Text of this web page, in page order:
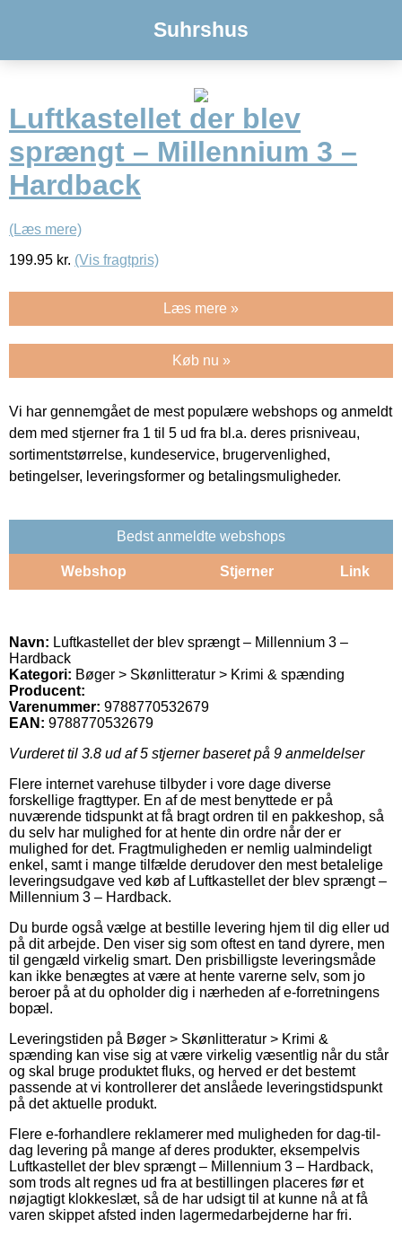
Suhrshus
Luftkastellet der blev
sprængt – Millennium 3 –
Hardback
(Læs mere)
199.95 kr. (Vis fragtpris)
Læs mere »
Køb nu »
Vi har gennemgået de mest populære webshops og anmeldt
dem med stjerner fra 1 til 5 ud fra bl.a. deres prisniveau,
sortimentstørrelse, kundeservice, brugervenlighed,
betingelser, leveringsformer og betalingsmuligheder.
Bedst anmeldte webshops
Webshop Stjerner Link
Navn: Luftkastellet der blev sprængt – Millennium 3 –
Hardback
Kategori: Bøger > Skønlitteratur > Krimi & spænding
Producent:
Varenummer: 9788770532679
EAN: 9788770532679
Vurderet til 3.8 ud af 5 stjerner baseret på 9 anmeldelser
Flere internet varehuse tilbyder i vore dage diverse
forskellige fragttyper. En af de mest benyttede er på
nuværende tidspunkt at få bragt ordren til en pakkeshop, så
du selv har mulighed for at hente din ordre når der er
mulighed for det. Fragtmuligheden er nemlig ualmindeligt
enkel, samt i mange tilfælde derudover den mest betalelige
leveringsudgave ved køb af Luftkastellet der blev sprængt –
Millennium 3 – Hardback.
Du burde også vælge at bestille levering hjem til dig eller ud
på dit arbejde. Den viser sig som oftest en tand dyrere, men
til gengæld virkelig smart. Den prisbilligste leveringsmåde
kan ikke benægtes at være at hente varerne selv, som jo
beroer på at du opholder dig i nærheden af e-forretningens
bopæl.
Leveringstiden på Bøger > Skønlitteratur > Krimi &
spænding kan vise sig at være virkelig væsentlig når du står
og skal bruge produktet fluks, og herved er det bestemt
passende at vi kontrollerer det anslåede leveringstidspunkt
på det aktuelle produkt.
Flere e-forhandlere reklamerer med muligheden for dag-til-
dag levering på mange af deres produkter, eksempelvis
Luftkastellet der blev sprængt – Millennium 3 – Hardback,
som trods alt regnes ud fra at bestillingen placeres før et
nøjagtigt klokkeslæt, så de har udsigt til at kunne nå at få
varen skippet afsted inden lagermedarbejderne har fri.